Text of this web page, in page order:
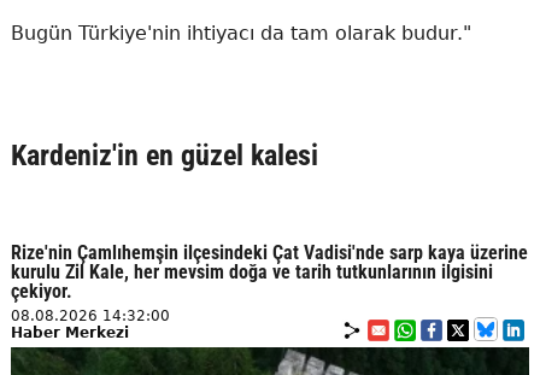
Bugün Türkiye'nin ihtiyacı da tam olarak budur."
Kardeniz'in en güzel kalesi
Rize'nin Çamlıhemşin ilçesindeki Çat Vadisi'nde sarp kaya üzerine
kurulu Zil Kale, her mevsim doğa ve tarih tutkunlarının ilgisini
çekiyor.
08.08.2026 14:32:00
Haber Merkezi